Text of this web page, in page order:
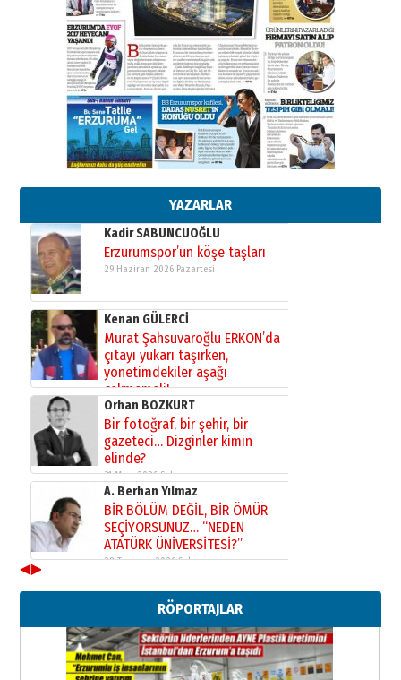
YAZARLAR
”Reisimiz” idi… Hakka yürüdü.!
26 Mart 2026 Perşembe
Cem Bakırcı
Ardında bıraktığı hatıralarıyla
gönül adamı Faruk Terzioğlu!
13 Mayıs 2026 Çarşamba
Esat BİNDESEN
TRT’NİN BÖLGEYE AÇILAN SESİ
Kadir SABUNCUOĞLU
Erzurumspor’un köşe taşları
29 Haziran 2026 Pazartesi
Kenan GÜLERCİ
Murat Şahsuvaroğlu ERKON’da
çıtayı yukarı taşırken,
yönetimdekiler aşağı
çekmemeli!
17 Şubat 2026 SalıOrhan BOZKURT
Bir fotoğraf, bir şehir, bir
gazeteci… Dizginler kimin
elinde?
31 Mart 2026 Salı
A. Berhan Yılmaz
BİR BÖLÜM DEĞİL, BİR ÖMÜR
SEÇİYORSUNUZ… “NEDEN
ATATÜRK ÜNİVERSİTESİ?”
28 Temmuz 2026 Salı
Ahmed Yesevi’den bir Alperen…
”Reisimiz” idi… Hakka yürüdü.!
26 Mart 2026 Perşembe
Cem Bakırcı
◀▶
RÖPORTAJLAR